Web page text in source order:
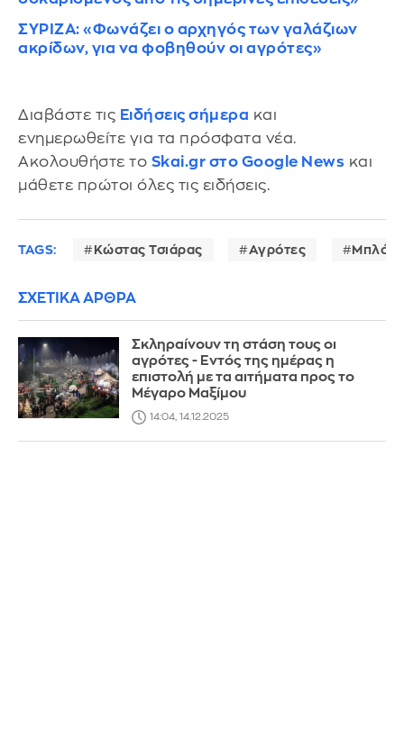
ΣΥΡΙΖΑ: «Φωνάζει ο αρχηγός των γαλάζιων
ακρίδων, για να φοβηθούν οι αγρότες»
Διαβάστε τις Ειδήσεις σήμερα και
ενημερωθείτε για τα πρόσφατα νέα.
Ακολουθήστε το Skai.gr στο Google News και
μάθετε πρώτοι όλες τις ειδήσεις.
TAGS: Κώστας Τσιάρας Αγρότες
ΣΧΕΤΙΚΑ ΑΡΘΡΑ
Σκληραίνουν τη στάση τους οι
αγρότες - Εντός της ημέρας η
επιστολή με τα αιτήματα προς το
Μέγαρο Μαξίμου
14:04, 14.12.2025